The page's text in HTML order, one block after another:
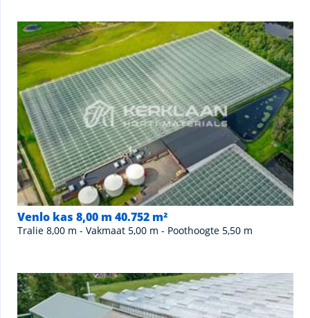
Venlo kas 8,00 m 40.752 m²
Tralie 8,00 m - Vakmaat 5,00 m - Poothoogte 5,50 m